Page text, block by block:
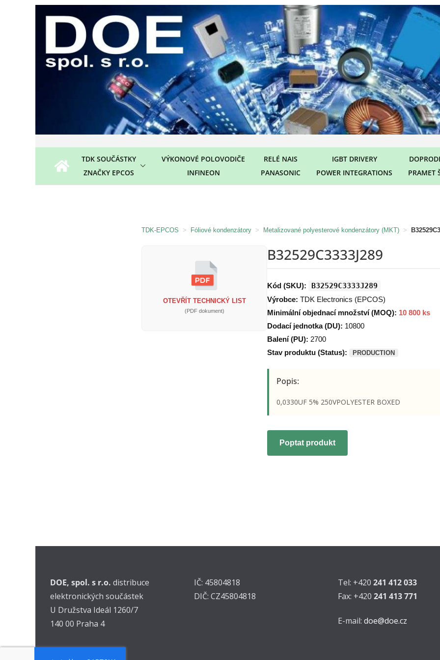
TDK SOUČÁSTKY
ZNAČKY EPCOS
VÝKONOVÉ POLOVODIČE
INFINEON
RELÉ NAIS
PANASONIC
IGBT DRIVERY
POWER INTEGRATIONS
PRAMET
TDK-EPCOS > Fóliové kondenzátory > Metalizované polyesterové kondenzátory (MKT) >
OTEVŘÍT TECHNICKÝ LIST
(PDF dokument)
B32529C3333J289
Kód (SKU): B32529C3333J289
Výrobce: TDK Electronics (EPCOS)
Minimální objednací množství (MOQ): 10 800 ks
Dodací jednotka (DU): 10800
Balení (PU): 2700
Stav produktu (Status):
PRODUCTION
Popis:
0,0330UF 5% 250VPOLYESTER BOXED
Poptat produkt
DOE, spol. s r.o. distribuce
elektronických součástek
U Družstva Ideál 1260/7
140 00 Praha 4
IČ: 45804818
DIČ: CZ45804818
Tel: +420 241 412 033
Fax: +420 241 413 771
E-mail: doe@doe.cz